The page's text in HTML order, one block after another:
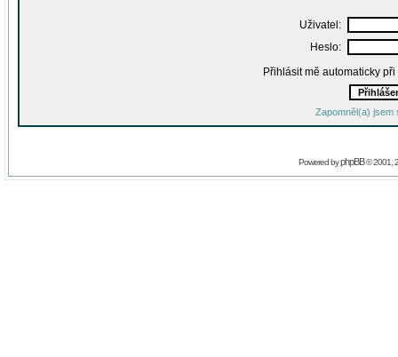
Uživatel:
Heslo:
Přihlásit mě automaticky
Zapomněl(a) jsem
Powered byphpBB© 2001,